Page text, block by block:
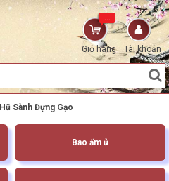
Tài khoản
Giỏ hàng
...
Hũ Sành Đựng Gạo
Bao ấm ủ